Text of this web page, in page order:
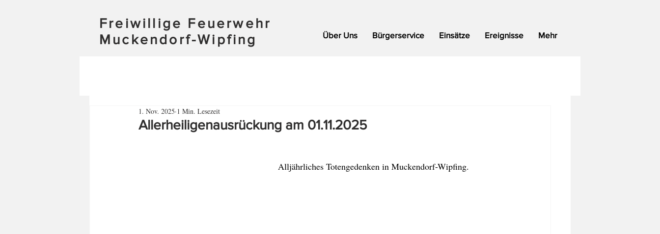
Freiwillige Feuerwehr
Muckendorf-Wipfing
Über Uns Bürgerservice Einsätze Ereignisse Mehr
Allerheiligenausrückung am 01.11.2025
1. Nov. 2025 1 Min. Lesezeit
Alljährliches Totengedenken in Muckendorf-Wipfing.